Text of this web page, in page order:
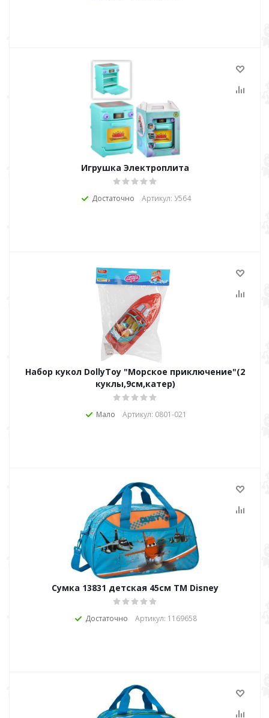
Игрушка Электроплита
Достаточно Артикул: У564
Набор кукол DollyToy "Морское приключение"(2
куклы,9см,катер)
Мало Артикул: 0801-021
Сумка 13831 детская 45см ТМ Disney
Достаточно Артикул: 1169658